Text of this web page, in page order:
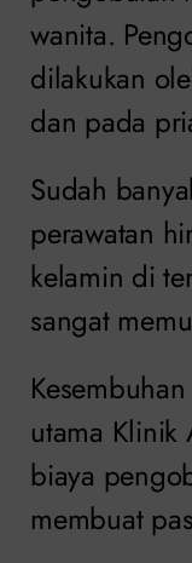
wanita.
dilakukan
dan pada
Sudah
perawatan
kelamin di
sangat
utama Klinik
biaya
membuat